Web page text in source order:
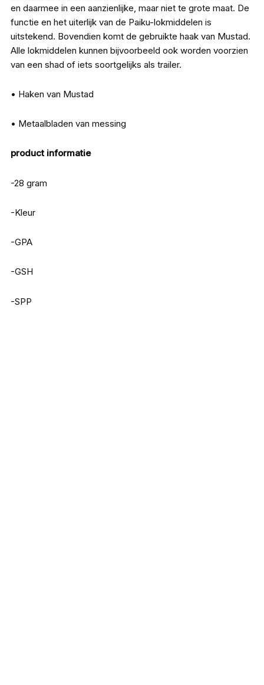
en daarmee in een aanzienlijke, maar niet te grote maat. De
functie en het uiterlijk van de Paiku-lokmiddelen is
uitstekend. Bovendien komt de gebruikte haak van Mustad.
Alle lokmiddelen kunnen bijvoorbeeld ook worden voorzien
van een shad of iets soortgelijks als trailer.
• Haken van Mustad
• Metaalbladen van messing
product informatie
-28 gram
-Kleur
-GPA
-GSH
-SPP